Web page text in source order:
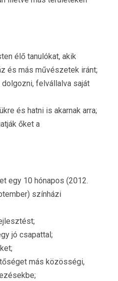
élő tanulókat, akik
és más művészetek iránt;
felvállalva saját
és hatni is akarnak arra;
őket a
egy 10 hónapos (2012.
színházi
jó csapattal;
más közösségi,